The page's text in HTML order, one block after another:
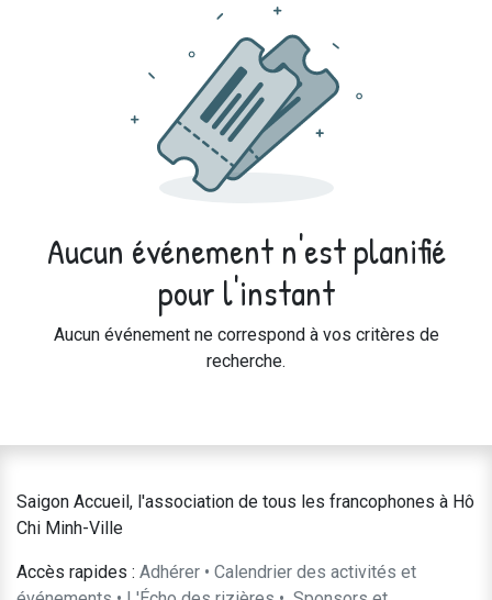
Aucun événement n'est planifié
pour l'instant
Aucun événement ne correspond à vos critères de
recherche.
Saigon Accueil, l'association de tous les francophones à Hô
Chi Minh-Ville
Accès rapides : Adhérer • Calendrier des activités et